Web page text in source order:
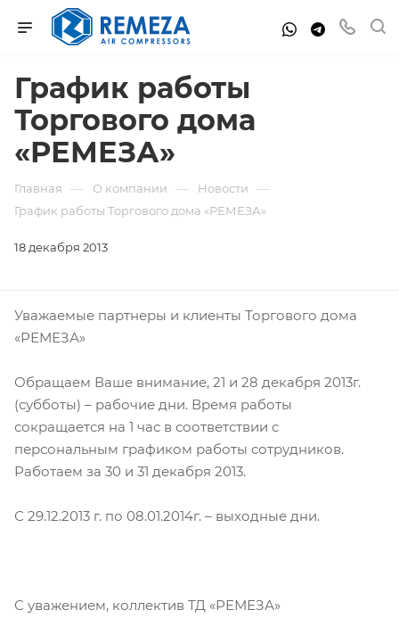
График работы
Торгового дома
«РЕМЕЗА»
Главная — О компании — Новости —
График работы Торгового дома «РЕМЕЗА»
18 декабря 2013
Уважаемые партнеры и клиенты Торгового дома
«РЕМЕЗА»
Обращаем Ваше внимание, 21 и 28 декабря 2013г.
(субботы) – рабочие дни. Время работы
сокращается на 1 час в соответствии с
персональным графиком работы сотрудников.
Работаем за 30 и 31 декабря 2013.
С 29.12.2013 г. по 08.01.2014г. – выходные дни.
С уважением, коллектив ТД «РЕМЕЗА»